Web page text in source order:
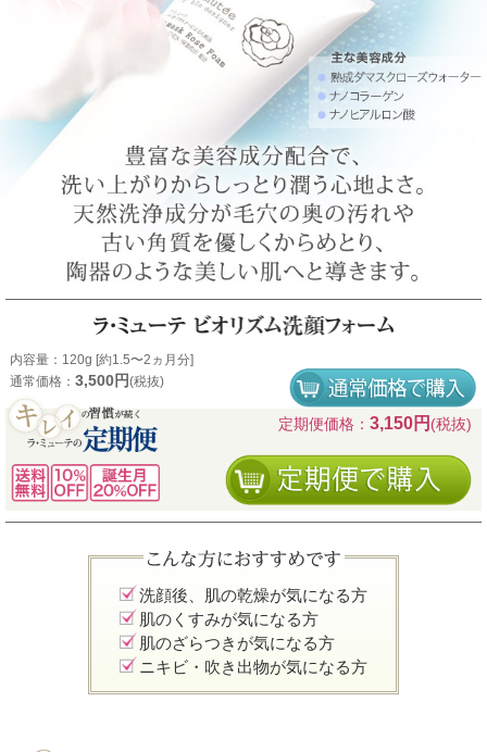
よくあるご質問
新規会員登録
お知らせ一覧
ショッピングガイド
内容量：120g [約1.5〜2ヵ月分]
通常価格：3,500円(税抜)
定期便価格：3,150円 (税抜)
洗顔後、肌の乾燥が気になる方
肌のくすみが気になる方
肌のざらつきが気になる方
ニキビ・吹き出物が気になる方